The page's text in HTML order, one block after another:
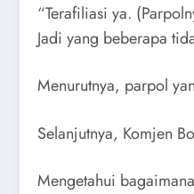
“Terafiliasi ya.
Jadi yang beberapa
Menurutnya, parpol
Selanjutnya, Komjen
Mengetahui